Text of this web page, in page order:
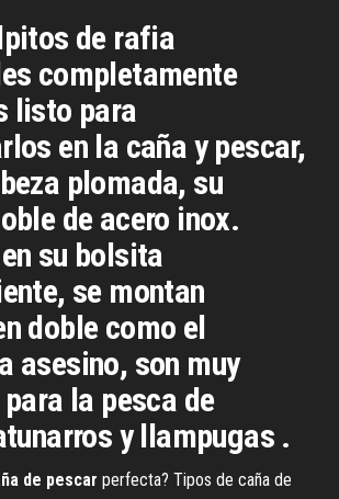
de rafia
completamente
listo para
en la caña y pescar,
plomada, su
de acero inox.
su bolsita
se montan
doble como el
asesino, son muy
la pesca de
y llampugas .
de pescar perfecta? Tipos de caña de